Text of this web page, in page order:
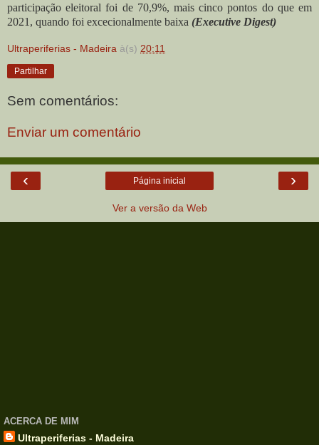
participação eleitoral foi de 70,9%, mais cinco pontos do que em
2021, quando foi excecionalmente baixa (Executive Digest)
Ultraperiferias - Madeira à(s) 20:11
Partilhar
Sem comentários:
Enviar um comentário
‹ ›
Página inicial
Ver a versão da Web
ACERCA DE MIM
Ultraperiferias - Madeira